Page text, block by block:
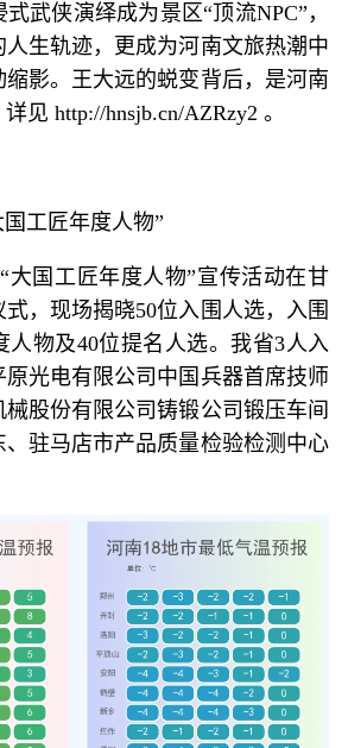
武侠演绎成为景区“顶流NPC”，
生轨迹，更成为河南文旅热潮中
影。王大远的蜕变背后，是河南
见 http://hnsjb.cn/AZRzy2 。
工匠年度人物”
大国工匠年度人物”宣传活动在甘
，现场揭晓50位入围人选，入围
人物及40位提名人选。我省3人入
原光电有限公司中国兵器首席技师
股份有限公司铸锻公司锻压车间
驻马店市产品质量检验检测中心